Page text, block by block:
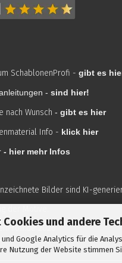
und andere
Google Analytics für die
Nutzung der Website stimmen
SchablonenProfi - gibt es
- sind hier!
nach Wunsch - gibt es hier
Info - klick hier
- hier mehr Infos
Bilder sind KI-
2026